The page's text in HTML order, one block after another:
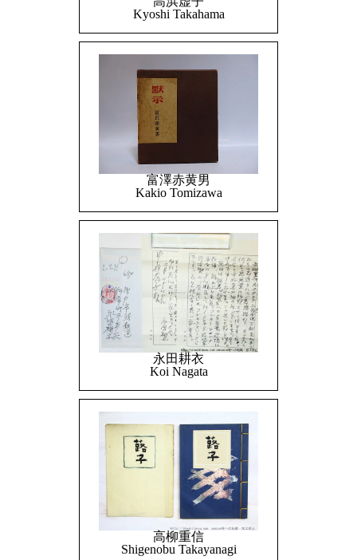
Kyoshi Takahama
富澤赤黄男
Kakio Tomizawa
永田耕衣
Koi Nagata
高柳重信
Shigenobu Takayanagi